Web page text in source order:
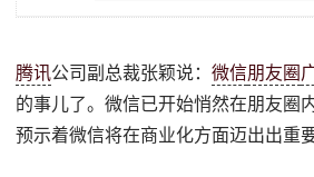
腾讯公司副总裁张颖说：微信朋友圈
的事儿了。微信已开始悄然在朋友圈
预示着微信将在商业化方面迈出出重